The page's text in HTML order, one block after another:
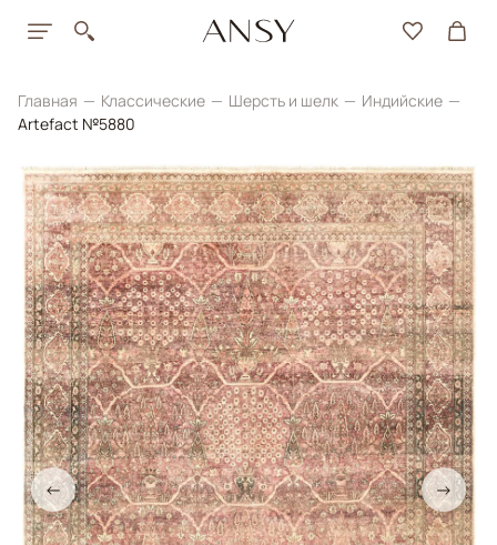
Главная Классические Шерсть и шелк
Индийские
Artefact №5880
← →